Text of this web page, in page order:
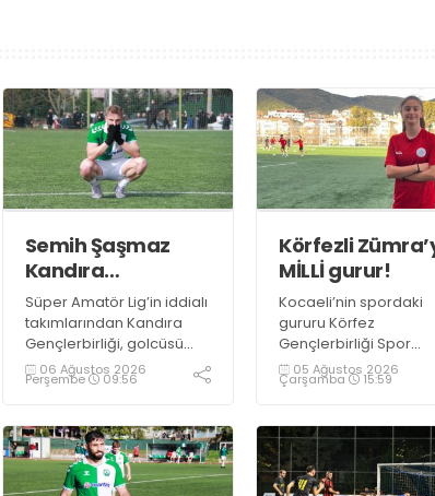
Semih Şaşmaz
Kandıra
Gençlerbirliği’nde
devam dedi!
Süper Amatör Lig’in iddialı
takımlarından Kandıra
Gençlerbirliği, golcüsü
Semih Şaşmaz ile devam
ediyor.
06 Ağustos 2026
Perşembe 09:56
Körfezli
MİLLİ gurur!
Kocaeli’nin spordaki
gururu Körfez
Gençlerbirliği Spor
Kulübü, altyapısından
yetiştirdiği sporcularla
devam ediyor.
05 Ağustos 2026
Çarşamba 15:59